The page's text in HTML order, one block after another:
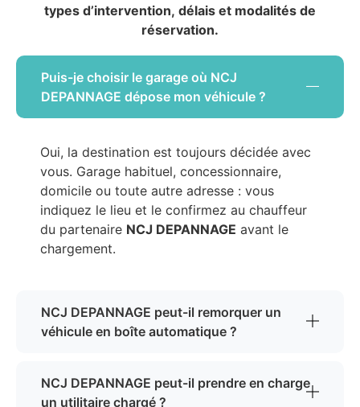
types d’intervention, délais et modalités de
réservation.
Puis-je choisir le garage où NCJ
DEPANNAGE dépose mon véhicule ?
Oui, la destination est toujours décidée avec
vous. Garage habituel, concessionnaire,
domicile ou toute autre adresse : vous
indiquez le lieu et le confirmez au chauffeur
du partenaire NCJ DEPANNAGE avant le
chargement.
NCJ DEPANNAGE peut-il remorquer un
véhicule en boîte automatique ?
NCJ DEPANNAGE peut-il prendre en charge
un utilitaire chargé ?